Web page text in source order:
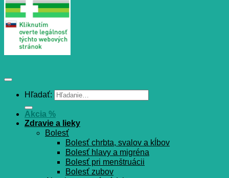
Hľadať:
Akcia %
Zdravie a lieky
Bolesť
Bolesť chrbta, svalov a kĺbov
Bolesť hlavy a migréna
Bolesť pri menštruácii
Bolesť zubov